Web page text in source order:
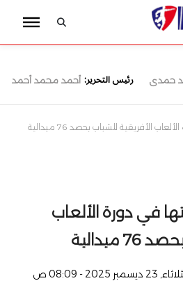
حمدى رئيس التحرير: أحمد محمد أحمد
الأفريقية للشباب بحصد 76 ميدالية
في دورة الألعاب
23 ديسمبر 2025 - 08:09 ص